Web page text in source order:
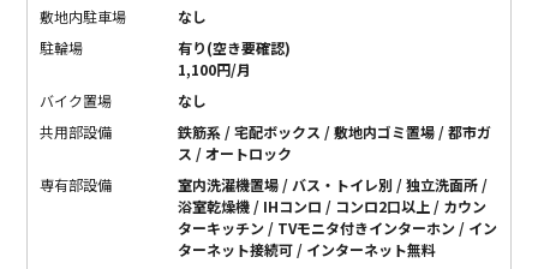
敷地内駐車場
なし
駐輪場
有り(空き要確認)
1,100円/月
バイク置場
なし
共用部設備
鉄筋系 / 宅配ボックス / 敷地内ゴミ置場 / 都市ガ
ス / オートロック
専有部設備
室内洗濯機置場 / バス・トイレ別 / 独立洗面所 /
浴室乾燥機 / IHコンロ / コンロ2口以上 / カウン
ターキッチン / TVモニタ付きインターホン / イン
ターネット接続可 / インターネット無料